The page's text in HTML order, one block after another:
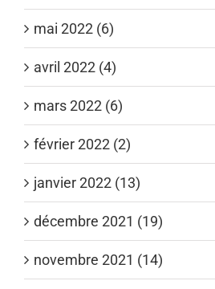
mai 2022 (6)
avril 2022 (4)
mars 2022 (6)
février 2022 (2)
janvier 2022 (13)
décembre 2021 (19)
novembre 2021 (14)